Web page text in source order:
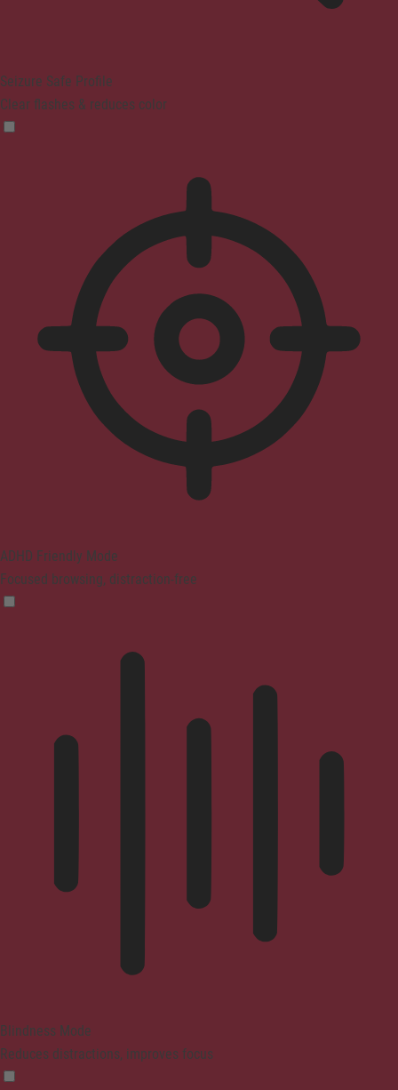
Seizure Safe Profile
Clear flashes & reduces color
ADHD Friendly Mode
Focused browsing, distraction-free
Blindness Mode
Reduces distractions, improves focus